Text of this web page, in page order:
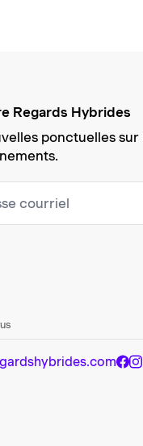
Regards Hybrides
ponctuelles